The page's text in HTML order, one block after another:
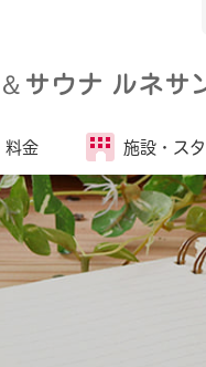
＆サウナ ルネサ
料金 施設・ ス